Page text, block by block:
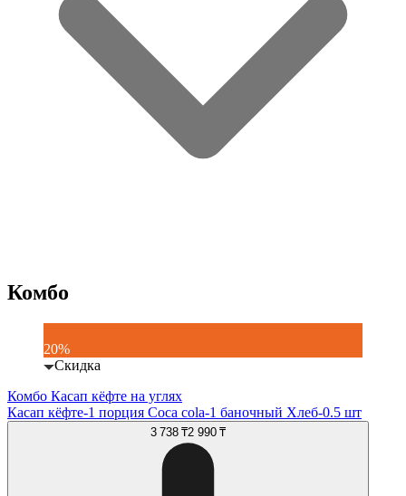
Комбо
20%
Скидка
Комбо Касап кёфте на углях
Касап кёфте-1 порция Coca cola-1 баночный Хлеб-0.5 шт
3 738 ₸2 990 ₸